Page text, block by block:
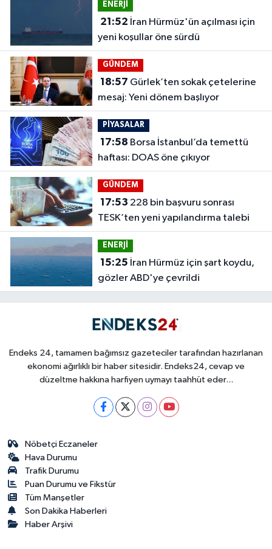
ENERJİ
21:52
yeni koşullar öne sürdü
GÜNDEM
18:57
mesaj: Yeni dönem başlıyor
PİYASALAR
17:58
haftası: DOAS öne çıkıyor
GÜNDEM
17:53
TESK’ten yeni yapılandırma talebi
ENERJİ
15:25
gözler ABD'ye çevrildi
Endeks 24, tamamen bağımsız gazeteciler tarafından hazırlanan
ekonomi ağırlıklı bir haber sitesidir. Endeks24, cevap ve
düzeltme hakkına harfiyen uymayı taahhüt eder...
Nöbetçi Eczaneler
Hava Durumu
Trafik Durumu
Puan Durumu ve Fikstür
Tüm Manşetler
Son Dakika Haberleri
Haber Arşivi